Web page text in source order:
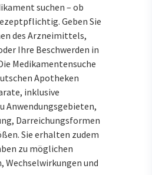
suchen – ob
Geben Sie
des Arzneimittels,
Ihre Beschwerden in
Medikamentensuche
Apotheken
inklusive
Anwendungsgebieten,
Darreichungsformen
Sie erhalten zudem
zu möglichen
Wechselwirkungen und